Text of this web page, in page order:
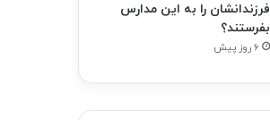
فرزندانشان را به این مدارس
بفرستند؟
۶ روز پیش